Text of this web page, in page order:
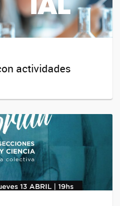
actividades